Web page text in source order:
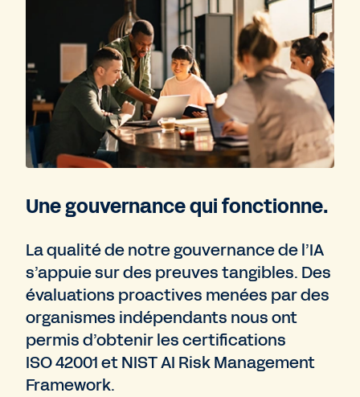
Une gouvernance qui fonctionne.
La qualité de notre gouvernance de l’IA
s’appuie sur des preuves tangibles. Des
évaluations proactives menées par des
organismes indépendants nous ont
permis d’obtenir les certifications
ISO 42001 et NIST AI Risk Management
Framework.